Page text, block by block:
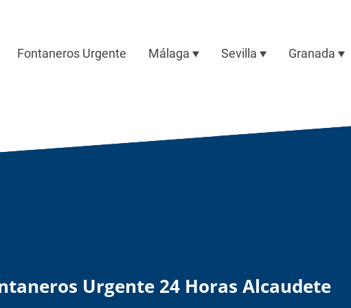
Fontaneros Urgente Málaga Sevilla Granada
Urgente 24 Horas Alcaudete